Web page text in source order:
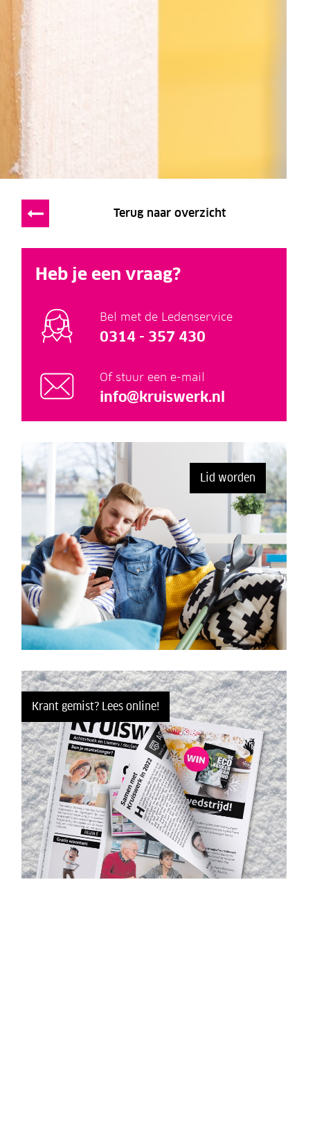
Terug naar overzicht
Heb je een vraag?
Bel met de Ledenservice
0314 - 357 430
Of stuur een e-mail
info@kruiswerk.nl
Lid worden
Krant gemist? Lees online!